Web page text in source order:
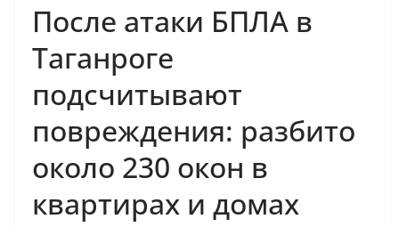
После атаки БПЛА в
Таганроге
подсчитывают
повреждения: разбито
около 230 окон в
квартирах и домах